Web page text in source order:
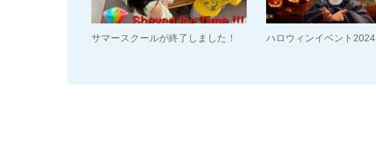
サマースクールが終了しました！ ハロウィンイベント2024